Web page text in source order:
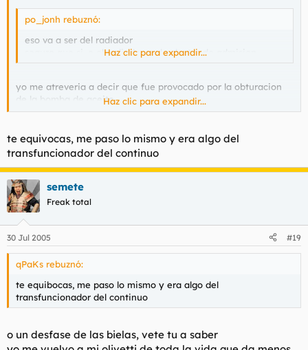
po_jonh rebuznó:
eso va a ser del radiador
seguro que si. o el radiador o el colector de admision
Haz clic para expandir...
yo me atreveria a decir que fue provocado por la obturacion
de la bomba de aceite
ya se sabe que un mal engrasado de las piezas moviles resulta
Haz clic para expandir...
te equivocas, me paso lo mismo y era algo del
transfuncionador del continuo
semete
Freak total
30 Jul 2005 #19
qPaKs rebuznó:
te equibocas, me paso lo mismo y era algo del
transfuncionador del continuo
o un desfase de las bielas, vete tu a saber